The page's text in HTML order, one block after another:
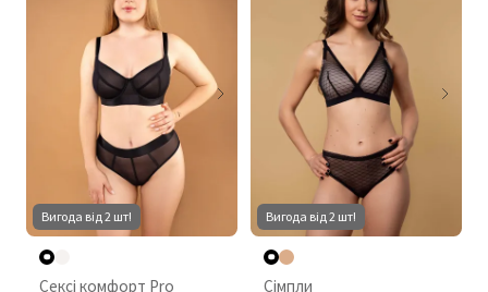
Вигода від 2 шт!
Сексі комфорт Pro
Вигода від 2 шт!
Сімпли